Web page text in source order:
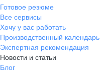
Готовое резюме
Все сервисы
Хочу у вас работать
Производственный календарь
Экспертная рекомендация
Новости и статьи
Блог